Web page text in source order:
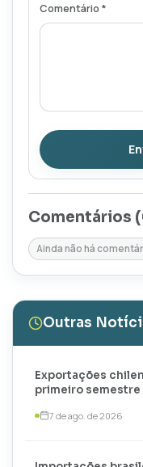
Comentário *
Comentários (
Ainda não há
Outras
Exportações
primeiro semestre
7 de ago. de 2026